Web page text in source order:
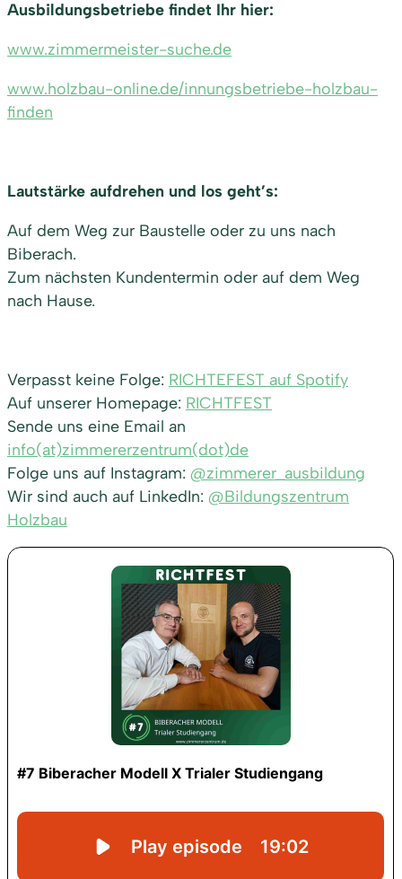
Ausbildungsbetriebe findet Ihr hier:
www.zimmermeister-suche.de
www.holzbau-online.de/innungsbetriebe-holzbau-
finden
Lautstärke aufdrehen und los geht’s:
Auf dem Weg zur Baustelle oder zu uns nach
Biberach.
Zum nächsten Kundentermin oder auf dem Weg
nach Hause.
Verpasst keine Folge: RICHTEFEST auf Spotify
Auf unserer Homepage: RICHTFEST
Sende uns eine Email an
info(at)zimmererzentrum(dot)de
Folge uns auf Instagram: @zimmerer_ausbildung
Wir sind auch auf LinkedIn: @Bildungszentrum
Holzbau